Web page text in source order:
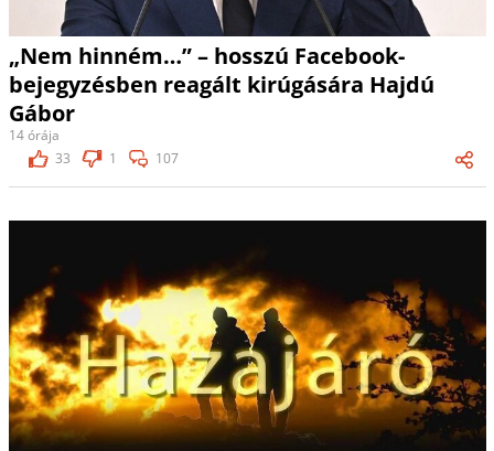
„Nem hinném…” – hosszú Facebook-
bejegyzésben reagált kirúgására Hajdú
Gábor
14 órája
33
1 107